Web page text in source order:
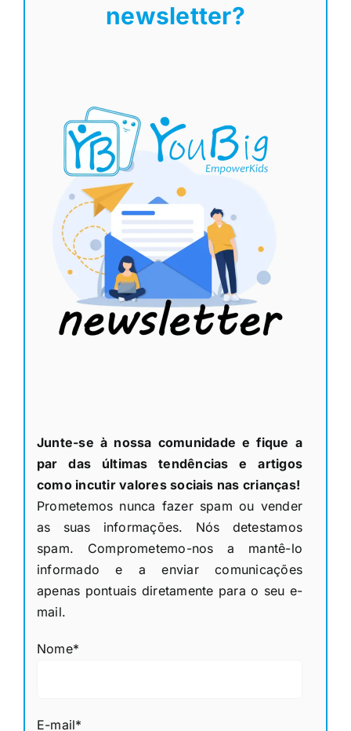
newsletter?
Junte-se à nossa comunidade e fique a
par das últimas tendências e artigos
como incutir valores sociais nas crianças!
Prometemos nunca fazer spam ou vender
as suas informações. Nós detestamos
spam. Comprometemo-nos a mantê-lo
informado e a enviar comunicações
apenas pontuais diretamente para o seu e-
mail.
Nome*
E-mail*